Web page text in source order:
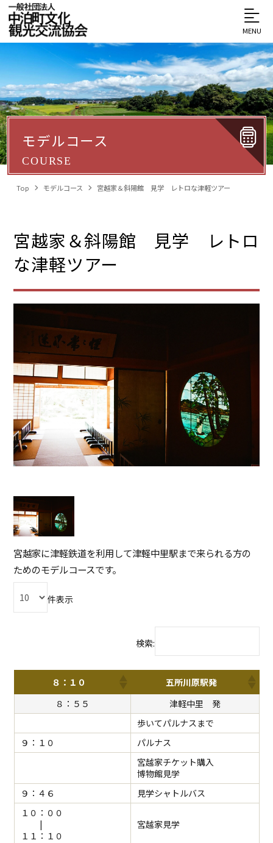
MENU
モデルコース
COURSE
Top モデルコース 宮越家＆斜陽館 見学 レトロな津軽ツアー
宮越家＆斜陽館 見学 レトロ
な津軽ツアー
宮越家に津軽鉄道を利用して津軽中里駅まで来られる方の
ためのモデルコースです。
件表示
検索:
８：１０
五所川原駅発
８：５５
津軽中里 発
歩いてパルナスまで
９：１０
パルナス
宮越家チケット購入
博物館見学
９：４６
見学シャトルバス
１０：００
|
１１：１０
宮越家見学